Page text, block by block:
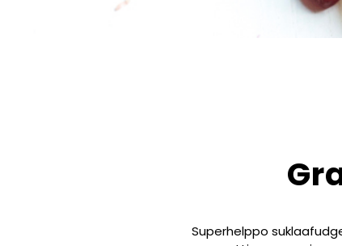
Superhelppo